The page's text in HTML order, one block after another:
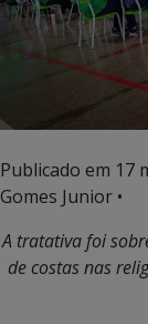
Publicado em 17
Gomes Junior •
A tratativa foi
de costas nas